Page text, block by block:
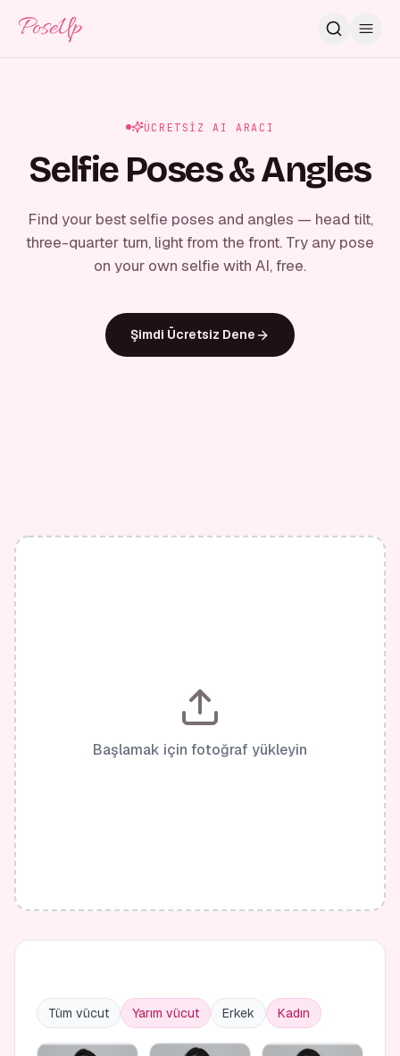
PoseUp
ÜCRETSIZ AI ARACI
Selfie Poses & Angles
Find your best selfie poses and angles — head tilt,
three-quarter turn, light from the front. Try any pose
on your own selfie with AI, free.
Şimdi Ücretsiz Dene
Başlamak için fotoğraf yükleyin
Tüm vücut Yarım vücut Erkek Kadın